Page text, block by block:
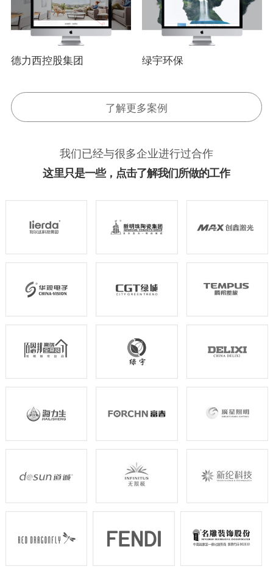
德力西控股集团 绿宇环保
了解更多案例
我们已经与很多企业进行过合作
这里只是一些，点击了解我们所做的工作